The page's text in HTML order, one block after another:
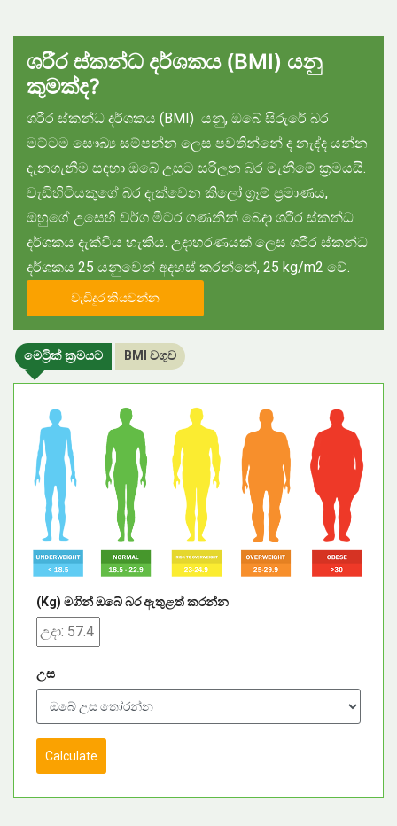
ශරීර ස්කන්ධ දර්ශකය (BMI) යනු
කුමක්ද?
ශරීර ස්කන්ධ දර්ශකය (BMI) යනු, ඔබේ සිරුරේ බර
මට්ටම සෞඛ්‍ය සම්පන්න ලෙස පවතින්නේ ද නැද්ද යන්න
දැනගැනීම සඳහා ඔබේ උසට සරිලන බර මැනීමේ ක්‍රමයයි.
වැඩිහිටියකුගේ බර දැක්වෙන කිලෝ ග්‍රෑම් ප්‍රමාණය,
ඔහුගේ උසෙහි වර්ග මීටර ගණනින් බෙදා ශරීර ස්කන්ධ
දර්ශකය දැක්විය හැකිය. උදාහරණයක් ලෙස ශරීර ස්කන්ධ
දර්ශකය 25 යනුවෙන් අදහස් කරන්නේ, 25 kg/m2 වේ.
වැඩිදුර කියවන්න
මෙට්‍රික් ක්‍රමයට BMI වගුව
(Kg) මගින් ඔබේ බර ඇතුළත් කරන්න
උස
Calculate